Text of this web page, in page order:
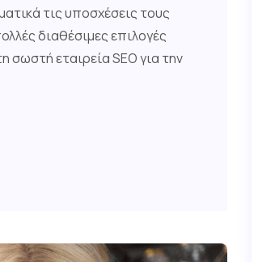
τις υποσχέσεις τους
διαθέσιμες επιλογές
σωστή εταιρεία SEO για την